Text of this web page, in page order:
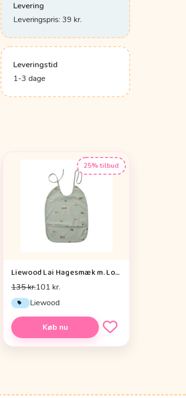
Levering
Leveringspris: 39 kr.
Leveringstid
1-3 dage
25% tilbud
Liewood Lai Hagesmæk m. Lomme - Vehicles/Dove Blue Mix
135 kr.101 kr.
Liewood
Køb nu